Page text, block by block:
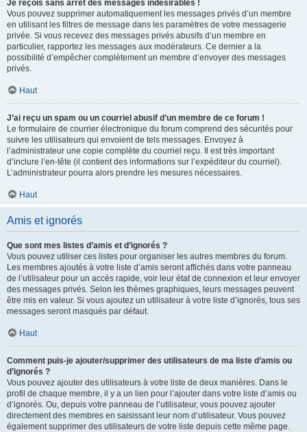
Je reçois sans arrêt des messages indésirables !
Vous pouvez supprimer automatiquement les messages privés d’un membre
en utilisant les filtres de message dans les paramètres de votre messagerie
privée. Si vous recevez des messages privés abusifs d’un membre en
particulier, rapportez les messages aux modérateurs. Ce dernier a la
possibilité d’empêcher complètement un membre d’envoyer des messages
privés.
Haut
J’ai reçu un spam ou un courriel abusif d’un membre de ce forum !
Le formulaire de courrier électronique du forum comprend des sécurités pour
suivre les utilisateurs qui envoient de tels messages. Envoyez à
l’administrateur une copie complète du courriel reçu. Il est très important
d’inclure l’en-tête (il contient des informations sur l’expéditeur du courriel).
L’administrateur pourra alors prendre les mesures nécessaires.
Haut
Amis et ignorés
Que sont mes listes d’amis et d’ignorés ?
Vous pouvez utiliser ces listes pour organiser les autres membres du forum.
Les membres ajoutés à votre liste d’amis seront affichés dans votre panneau
de l’utilisateur pour un accès rapide, voir leur état de connexion et leur envoyer
des messages privés. Selon les thèmes graphiques, leurs messages peuvent
être mis en valeur. Si vous ajoutez un utilisateur à votre liste d’ignorés, tous ses
messages seront masqués par défaut.
Haut
Comment puis-je ajouter/supprimer des utilisateurs de ma liste d’amis ou
d’ignorés ?
Vous pouvez ajouter des utilisateurs à votre liste de deux manières. Dans le
profil de chaque membre, il y a un lien pour l’ajouter dans votre liste d’amis ou
d’ignorés. Ou, depuis votre panneau de l’utilisateur, vous pouvez ajouter
directement des membres en saisissant leur nom d’utilisateur. Vous pouvez
également supprimer des utilisateurs de votre liste depuis cette même page.